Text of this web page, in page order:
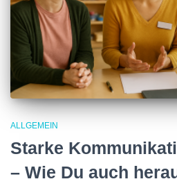
ALLGEMEIN
Starke
– Wie Du auch